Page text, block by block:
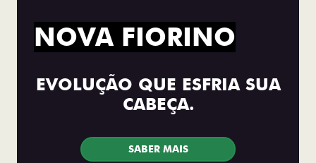
NOVA FIORINO
EVOLUÇÃO QUE ESFRIA SUA
CABEÇA.
SABER MAIS